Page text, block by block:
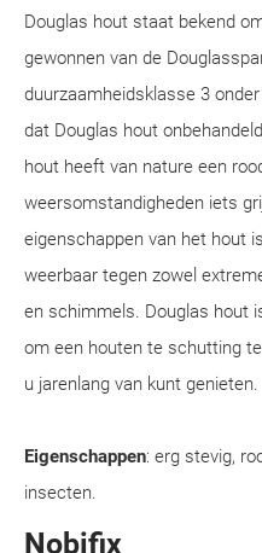
Douglas hout staat bekend
gewonnen van de
duurzaamheidsklasse 3
dat Douglas hout
hout heeft van nature een
weersomstandigheden iets
eigenschappen van het hout
weerbaar tegen zowel
en schimmels. Douglas hout
om een houten te schutting
u jarenlang van kunt genieten.
Eigenschappen: erg stevig,
insecten.
Nobifix